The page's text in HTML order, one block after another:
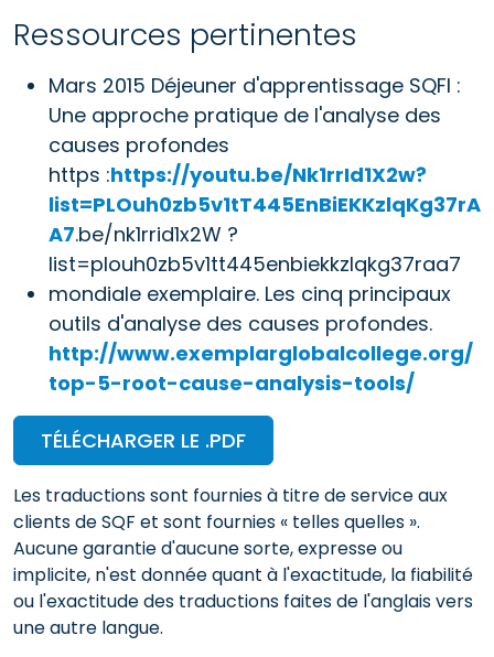
Ressources pertinentes
Mars 2015 Déjeuner d'apprentissage SQFI :
Une approche pratique de l'analyse des
causes profondes
https :https://youtu.be/Nk1rrId1X2w?
list=PLOuh0zb5v1tT445EnBiEKKzlqKg37rA
A7.be/nk1rrid1x2W ?
list=plouh0zb5v1tt445enbiekkzlqkg37raa7
mondiale exemplaire. Les cinq principaux
outils d'analyse des causes profondes.
http://www.exemplarglobalcollege.org/
top-5-root-cause-analysis-tools/
TÉLÉCHARGER LE .PDF
Les traductions sont fournies à titre de service aux
clients de SQF et sont fournies « telles quelles ».
Aucune garantie d'aucune sorte, expresse ou
implicite, n'est donnée quant à l'exactitude, la fiabilité
ou l'exactitude des traductions faites de l'anglais vers
une autre langue.